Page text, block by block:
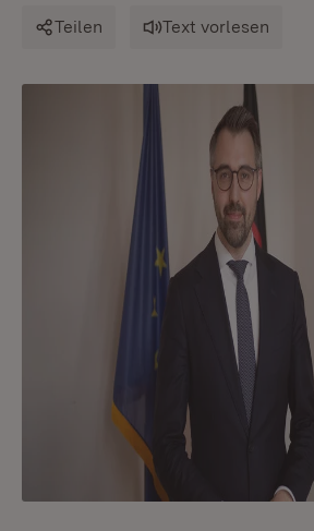
Teilen Text vorlesen